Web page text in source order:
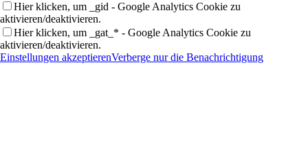
Hier klicken, um _gid - Google Analytics Cookie zu
aktivieren/deaktivieren.
Hier klicken, um _gat_* - Google Analytics Cookie zu
aktivieren/deaktivieren.
Einstellungen akzeptierenVerberge nur die Benachrichtigung